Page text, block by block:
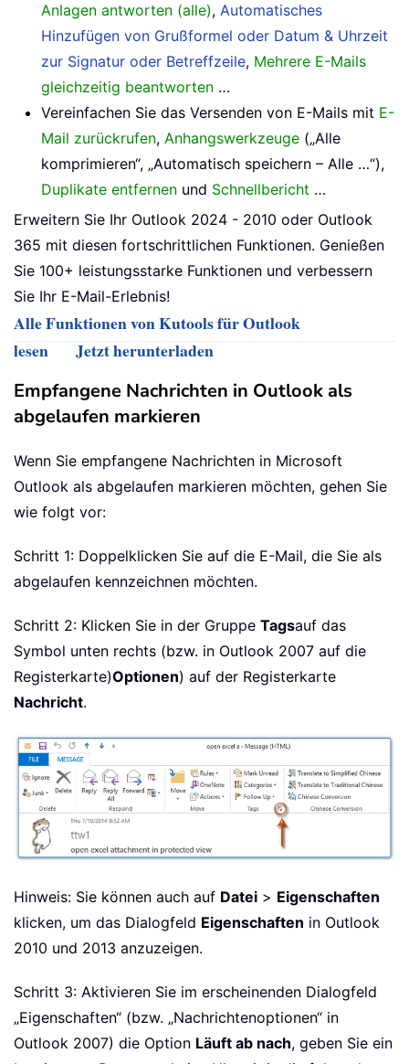
Anlagen antworten (alle), Automatisches
Hinzufügen von Grußformel oder Datum & Uhrzeit
zur Signatur oder Betreffzeile, Mehrere E-Mails
gleichzeitig beantworten …
Vereinfachen Sie das Versenden von E-Mails mit E-
Mail zurückrufen, Anhangswerkzeuge („Alle
komprimieren“, „Automatisch speichern – Alle …“),
Duplikate entfernen und Schnellbericht …
Erweitern Sie Ihr Outlook 2024 - 2010 oder Outlook
365 mit diesen fortschrittlichen Funktionen. Genießen
Sie 100+ leistungsstarke Funktionen und verbessern
Sie Ihr E-Mail-Erlebnis!
Alle Funktionen von Kutools für Outlook
lesen
Jetzt herunterladen
Empfangene Nachrichten in Outlook als
abgelaufen markieren
Wenn Sie empfangene Nachrichten in Microsoft
Outlook als abgelaufen markieren möchten, gehen Sie
wie folgt vor:
Schritt 1: Doppelklicken Sie auf die E-Mail, die Sie als
abgelaufen kennzeichnen möchten.
Schritt 2: Klicken Sie in der Gruppe Tagsauf das
Symbol unten rechts (bzw. in Outlook 2007 auf die
Registerkarte)Optionen) auf der Registerkarte
Nachricht.
Hinweis: Sie können auch auf Datei > Eigenschaften
klicken, um das Dialogfeld Eigenschaften in Outlook
2010 und 2013 anzuzeigen.
Schritt 3: Aktivieren Sie im erscheinenden Dialogfeld
„Eigenschaften“ (bzw. „Nachrichtenoptionen“ in
Outlook 2007) die Option Läuft ab nach, geben Sie ein